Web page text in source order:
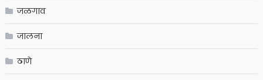
जळगाव
जालना
ठाणे